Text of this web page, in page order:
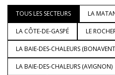
TOUS LES SECTEURS LA
LA CÔTE-DE-GASPÉ LE
LA BAIE-DES-CHALEURS
LA BAIE-DES-CHALEURS (AVIGNON)